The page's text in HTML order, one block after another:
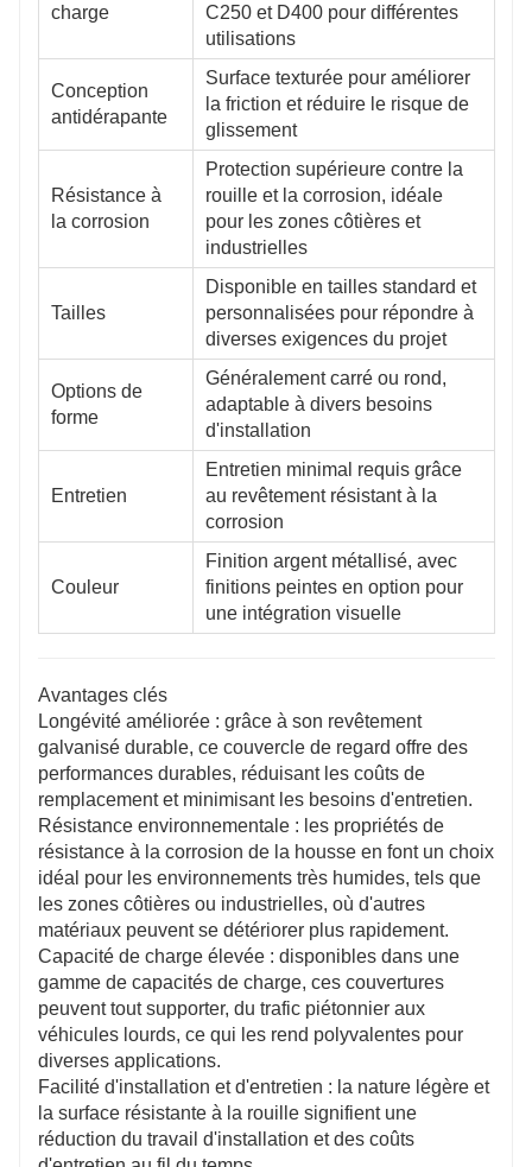
charge
C250 et D400 pour différentes
utilisations
Conception
antidérapante
Surface texturée pour améliorer
la friction et réduire le risque de
glissement
Résistance à
la corrosion
Protection supérieure contre la
rouille et la corrosion, idéale
pour les zones côtières et
industrielles
Tailles
Disponible en tailles standard et
personnalisées pour répondre à
diverses exigences du projet
Options de
forme
Généralement carré ou rond,
adaptable à divers besoins
d'installation
Entretien
Entretien minimal requis grâce
au revêtement résistant à la
corrosion
Couleur
Finition argent métallisé, avec
finitions peintes en option pour
une intégration visuelle
Avantages clés
Longévité améliorée : grâce à son revêtement
galvanisé durable, ce couvercle de regard offre des
performances durables, réduisant les coûts de
remplacement et minimisant les besoins d'entretien.
Résistance environnementale : les propriétés de
résistance à la corrosion de la housse en font un choix
idéal pour les environnements très humides, tels que
les zones côtières ou industrielles, où d'autres
matériaux peuvent se détériorer plus rapidement.
Capacité de charge élevée : disponibles dans une
gamme de capacités de charge, ces couvertures
peuvent tout supporter, du trafic piétonnier aux
véhicules lourds, ce qui les rend polyvalentes pour
diverses applications.
Facilité d'installation et d'entretien : la nature légère et
la surface résistante à la rouille signifient une
réduction du travail d'installation et des coûts